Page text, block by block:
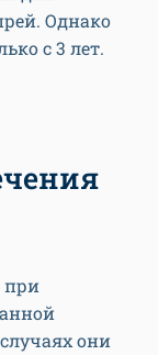
Однако
с 3 лет.
при
они